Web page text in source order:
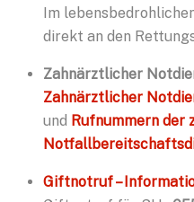
Im
direkt an den
Zahnärztlicher
Zahnärztlicher
und Rufnummern der
Giftnotruf –